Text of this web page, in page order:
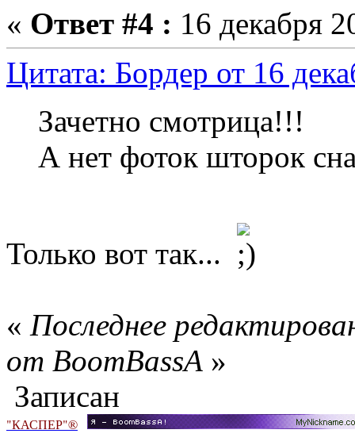
« Ответ #4 : 16 декабря
Цитата: Бордер от 16
Зачетно смотрица!!!
А нет фоток шторок
Только вот так...
« Последнее
от BoomBassA »
Записан
"КАСПЕР"®